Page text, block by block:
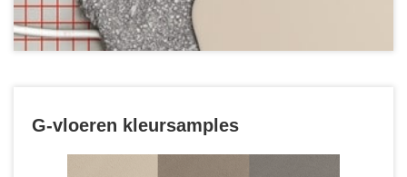
G-vloeren kleursamples